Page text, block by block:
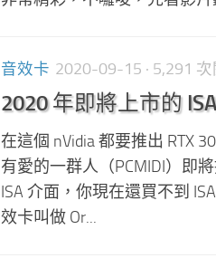
音效卡 2020-09-15 · 5,291
2020 年即將上市的
在這個 nVidia 都要推出 RTX
有愛的一群人（PCMIDI）即
ISA 介面，你現在還買不到
效卡叫做 Or...